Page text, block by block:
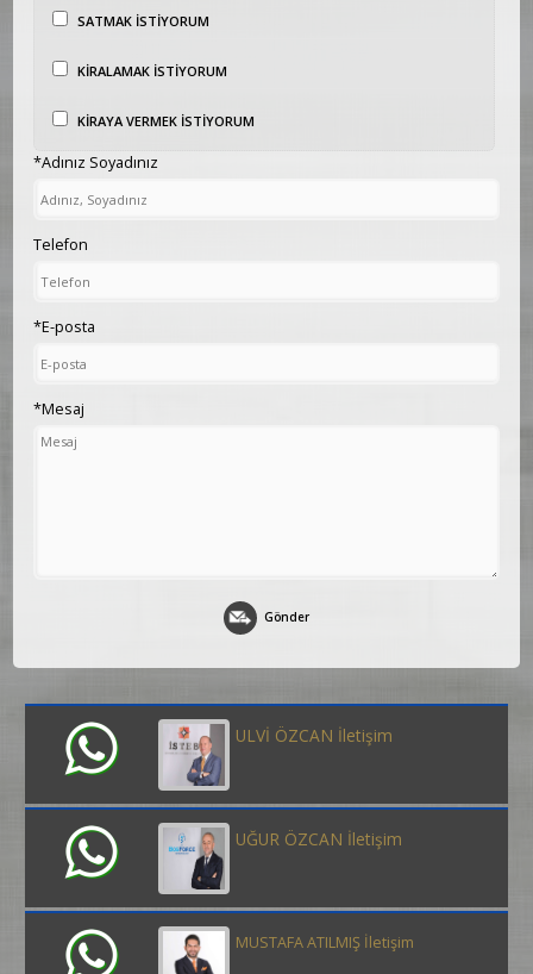
SATMAK İSTİYORUM
KİRALAMAK İSTİYORUM
KİRAYA VERMEK İSTİYORUM
*Adınız Soyadınız
Telefon
*E-posta
*Mesaj
Gönder
ULVİ ÖZCAN İletişim
UĞUR ÖZCAN İletişim
MUSTAFA ATILMIŞ İletişim